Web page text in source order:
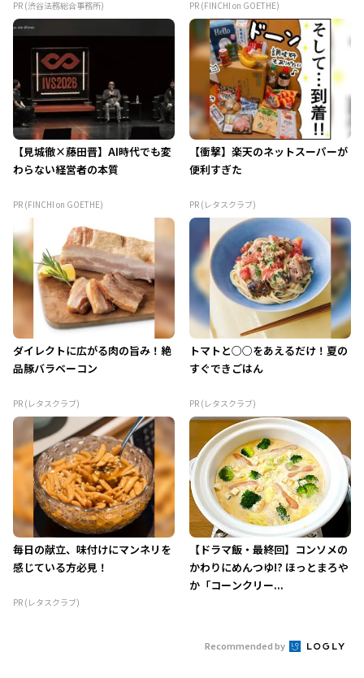
PR (渋谷法務総合事務所) PR (FINCHI on GOETHE)
【見城徹×藤田晋】AI時代でも変
わらない経営者の本質
PR (FINCHI on GOETHE)
【衝撃】楽天のネットスーパーが
便利すぎた
PR (レタスクラブ)
ダイレクトに広がる肉の旨み！絶
品豚バラベーコン
PR (レタスクラブ)
トマトと○○をあえるだけ！夏の
すぐできごはん
PR (レタスクラブ)
毎日の献立、味付けにマンネリを
感じている方必見！
PR (レタスクラブ)
【ドラマ飯・最終回】コンソメの
かわりにめんつゆ!? ほっとまろや
か「コーンクリー...
Recommended by